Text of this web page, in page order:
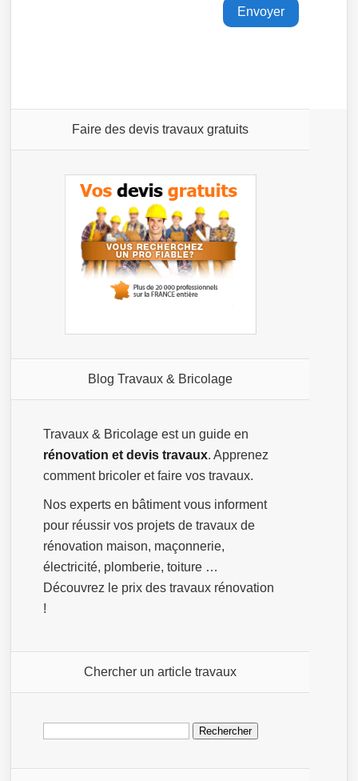
Faire des devis travaux gratuits
Blog Travaux & Bricolage
Travaux & Bricolage est un guide en
rénovation et devis travaux. Apprenez
comment bricoler et faire vos travaux.
Nos experts en bâtiment vous informent
pour réussir vos projets de travaux de
rénovation maison, maçonnerie,
électricité, plomberie, toiture …
Découvrez le prix des travaux rénovation
!
Chercher un article travaux
Rechercher :